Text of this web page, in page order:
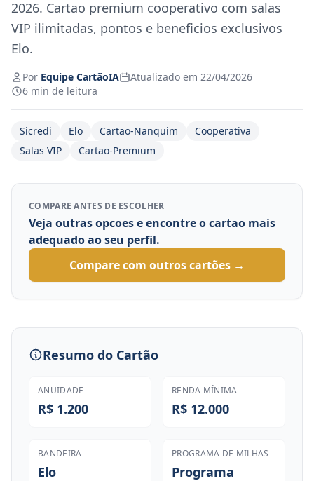
2026. Cartao premium cooperativo com salas
VIP ilimitadas, pontos e beneficios exclusivos
Elo.
Por Equipe CartãoIA
Atualizado em 22/04/2026
6 min de leitura
Sicredi Elo Cartao-Nanquim
Cooperativa
Salas VIP
Cartao-Premium
COMPARE ANTES DE ESCOLHER
Veja outras opcoes e encontre o cartao mais
adequado ao seu perfil.
Compare com outros cartões →
Resumo do Cartão
ANUIDADE
R$ 1.200
RENDA MÍNIMA
R$ 12.000
BANDEIRA
Elo
PROGRAMA DE MILHAS
Programa